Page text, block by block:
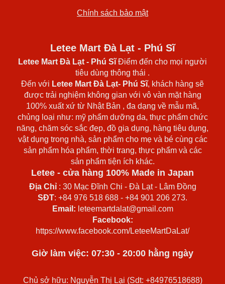
Chính sách bảo mật
Letee Mart Đà Lạt - Phú Sĩ
Letee Mart Đà Lạt - Phú SĩĐiểm đến cho mọi người
tiêu dùng thông thái .
Đến với Letee Mart Đà Lạt- Phú Sĩ, khách hàng sẽ
được trải nghiệm không gian với vô vàn mặt hàng
100% xuất xứ từ Nhật Bản , đa dạng về mẫu mã,
chủng loại như: mỹ phẩm dưỡng da, thực phẩm chức
năng, chăm sóc sắc đẹp, đồ gia dụng, hàng tiêu dụng,
vật dụng trong nhà, sản phẩm cho mẹ và bé cùng các
sản phẩm hóa phẩm, thời trang, thực phẩm và các
sản phẩm tiện ích khác.
Letee - cửa hàng 100% Made in Japan
Địa Chỉ: 30 Mạc Đĩnh Chi - Đà Lạt - Lâm Đồng
SĐT: +84 976 518 688 - +84 901 206 273.
Email: leteemartdalat@gmail.com
Facebook:
https://www.facebook.com/LeteeMartDaLat/
Giờ làm việc: 07:30 - 20:00 hằng ngày
Chủ sở hữu: Nguyễn Thị Lại (Sdt: +84976518688)